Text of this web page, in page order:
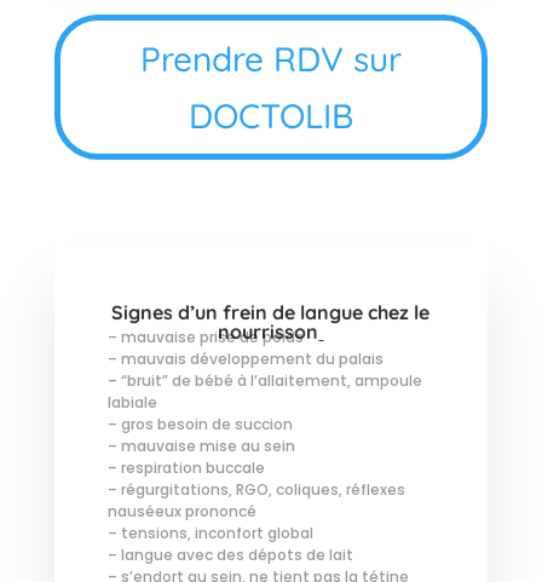
Prendre RDV sur
DOCTOLIB
Signes d’un frein de langue chez le
nourrisson
– mauvaise prise de poids
– mauvais développement du palais
– “bruit” de bébé à l’allaitement, ampoule
labiale
– gros besoin de succion
– mauvaise mise au sein
– respiration buccale
– régurgitations, RGO, coliques, réflexes
nauséeux prononcé
– tensions, inconfort global
– langue avec des dépots de lait
– s’endort au sein, ne tient pas la tétine